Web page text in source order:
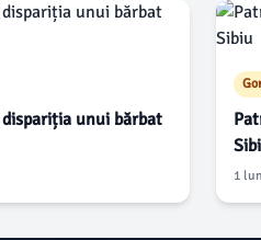
unui bărbat
1